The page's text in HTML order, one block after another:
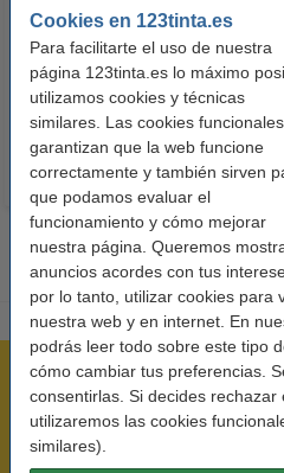
Cookies en 123tinta.es
Para facilitarte el uso de nuestra
página 123tinta.es lo máximo
utilizamos cookies y técnicas
similares. Las cookies funcionales
garantizan que la web funcione
correctamente y también sirven
que podamos evaluar el
funcionamiento y cómo mejorar
nuestra página. Queremos
anuncios acordes con tus
por lo tanto, utilizar cookies para
nuestra web y en internet. En
podrás leer todo sobre este tipo
cómo cambiar tus preferencias.
consentirlas. Si decides rechazar
utilizaremos las cookies
similares).
123tinta Papel fotográfico
10,50 € Incl. 21% IVA
Rápido y sencillo
Mejor Precio Garantizado